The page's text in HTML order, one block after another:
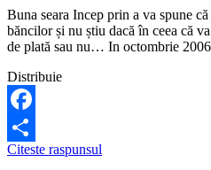
Buna seara Incep prin a va spune
băncilor și nu știu dacă în ceea că
de plată sau nu… In octombrie
Distribuie
Facebook
Share
Citeste raspunsul